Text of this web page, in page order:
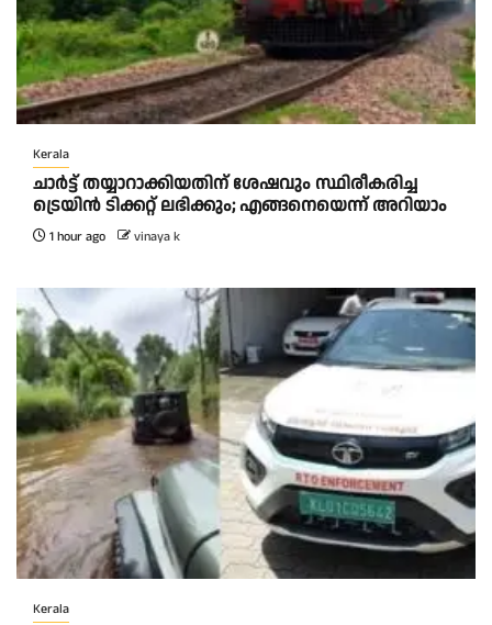
Kerala
ചാര്‍ട്ട് തയ്യാറാക്കിയതിന് ശേഷവും സ്ഥിരീകരിച്ച
ട്രെയിന്‍ ടിക്കറ്റ് ലഭിക്കും; എങ്ങനെയെന്ന് അറിയാം
1 hour ago vinaya k
Kerala